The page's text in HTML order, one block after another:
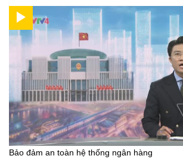
Bảo đảm an toàn hệ thống ngân hàng